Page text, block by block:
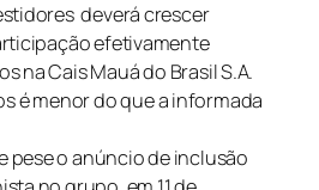
deverá crescer
efetivamente
na Cais Mauá do Brasil S.A.
é menor do que a informada
pese o anúncio de inclusão